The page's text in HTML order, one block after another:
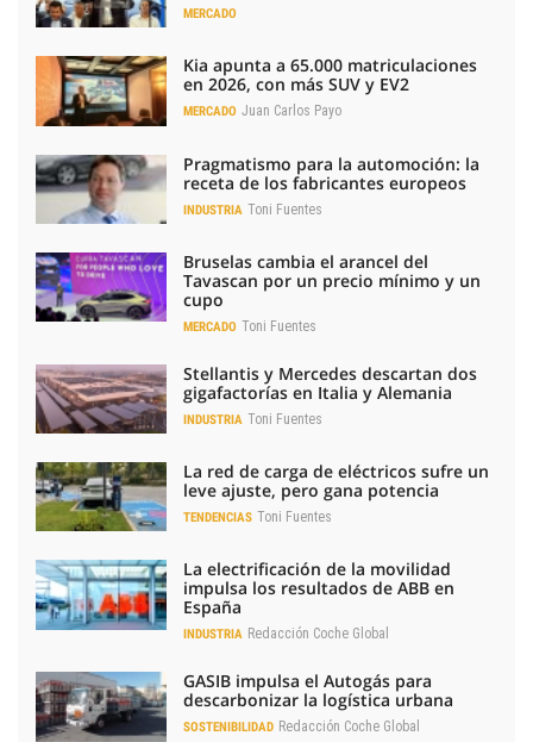
MERCADO
Kia apunta a 65.000 matriculaciones
en 2026, con más SUV y EV2
MERCADO Juan Carlos Payo
Pragmatismo para la automoción: la
receta de los fabricantes europeos
INDUSTRIA Toni Fuentes
Bruselas cambia el arancel del
Tavascan por un precio mínimo y un
cupo
MERCADO Toni Fuentes
Stellantis y Mercedes descartan dos
gigafactorías en Italia y Alemania
INDUSTRIA Toni Fuentes
La red de carga de eléctricos sufre un
leve ajuste, pero gana potencia
TENDENCIAS Toni Fuentes
La electrificación de la movilidad
impulsa los resultados de ABB en
España
INDUSTRIA Redacción Coche Global
GASIB impulsa el Autogás para
descarbonizar la logística urbana
SOSTENIBILIDAD Redacción Coche Global